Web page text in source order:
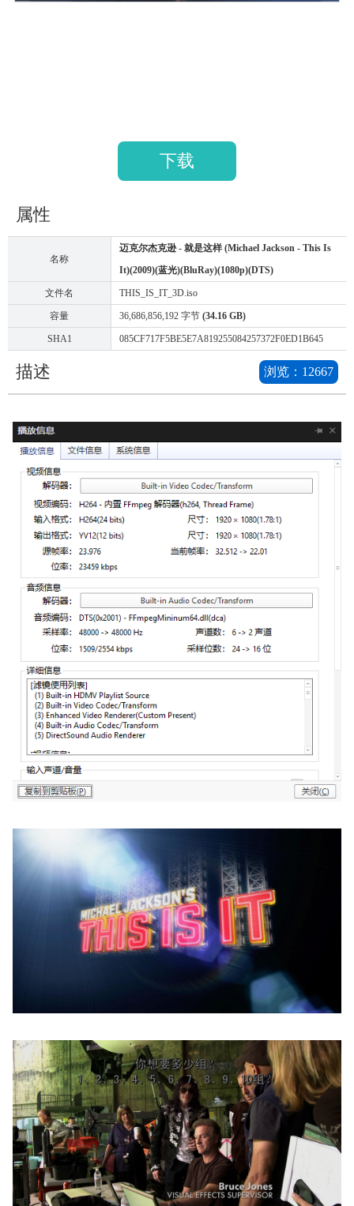
下载
属性
名称
迈克尔杰克逊 - 就是这样 (Michael Jackson - This Is
It)(2009)(蓝光)(BluRay)(1080p)(DTS)
文件名 THIS_IS_IT_3D.iso
容量 36,686,856,192 字节 (34.16 GB)
SHA1 085CF717F5BE5E7A819255084257372F0ED1B645
描述 浏览： 12667